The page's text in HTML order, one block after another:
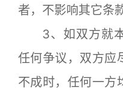
者，不影响其它条
3、如双方就本
任何争议，双方应
不成时，任何一方